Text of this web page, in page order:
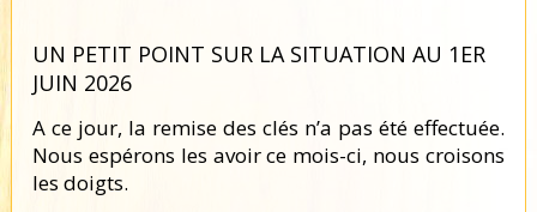
UN PETIT POINT SUR LA SITUATION AU 1ER
JUIN 2026
A ce jour, la remise des clés n’a pas été effectuée.
Nous espérons les avoir ce mois-ci, nous croisons
les doigts.